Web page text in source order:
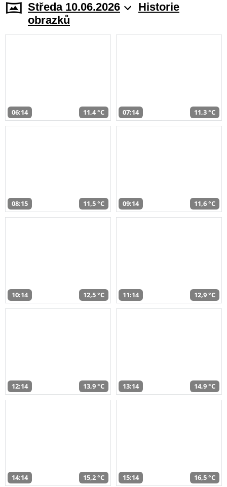
Středa 10.06.2026
Historie
obrazků
06:14 11,4 °C 07:14 11,3 °C
08:15 11,5 °C 09:14 11,6 °C
10:14 12,5 °C 11:14 12,9 °C
12:14 13,9 °C 13:14 14,9 °C
14:14 15,2 °C 15:14 16,5 °C